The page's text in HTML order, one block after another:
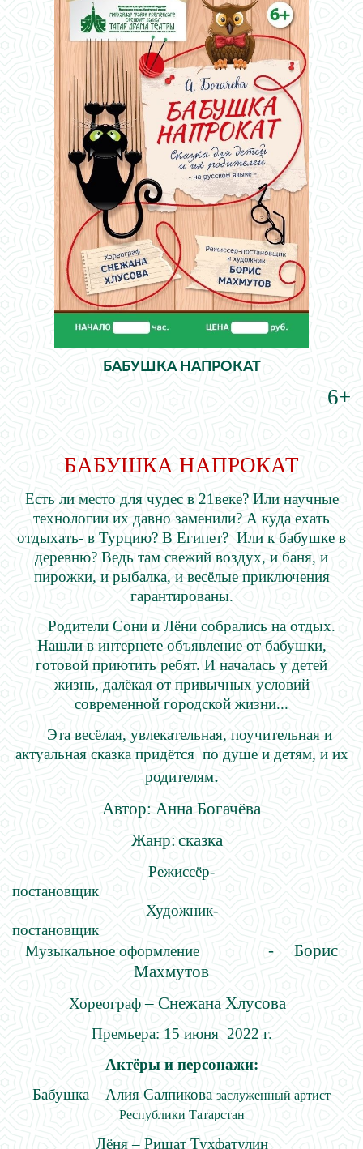
БАБУШКА НАПРОКАТ
6+
БАБУШКА НАПРОКАТ
Есть ли место для чудес в 21веке? Или научные
технологии их давно заменили? А куда ехать
отдыхать- в Турцию? В Египет? Или к бабушке в
деревню? Ведь там свежий воздух, и баня, и
пирожки, и рыбалка, и весёлые приключения
гарантированы.
Родители Сони и Лёни собрались на отдых.
Нашли в интернете объявление от бабушки,
готовой приютить ребят. И началась у детей
жизнь, далёкая от привычных условий
современной городской жизни...
Эта весёлая, увлекательная, поучительная и
актуальная сказка придётся по душе и детям, и их
родителям.
Автор: Анна Богачёва
Жанр:сказка
Режиссёр-
Художник-
Музыкальное оформление
-
Борис
Махмутов
Хореограф– Снежана Хлусова
Премьера: 15 июня 2022 г.
Актёры и персонажи:
Бабушка – Алия Салпикова заслуженный артист
Республики Татарстан
Лёня – Ришат Тухфатулин